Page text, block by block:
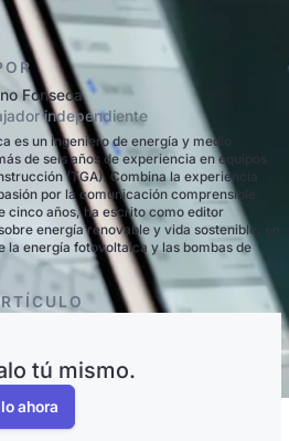
Fonseca
independiente
es un ingeniero de energía y medio
de seis años de experiencia en equipos
(TGA). Combina la experiencia
por la comunicación comprensible.
cinco años, ha escrito como editor
energía renovable y vida sostenible, en
la energía fotovoltaica y las bombas de
tú mismo.
ahora